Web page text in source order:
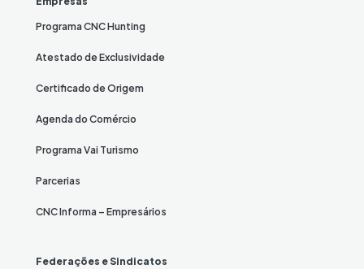
Programa CNC Hunting
Atestado de Exclusividade
Certificado de Origem
Agenda do Comércio
Programa Vai Turismo
Parcerias
CNC Informa – Empresários
Federações e Sindicatos